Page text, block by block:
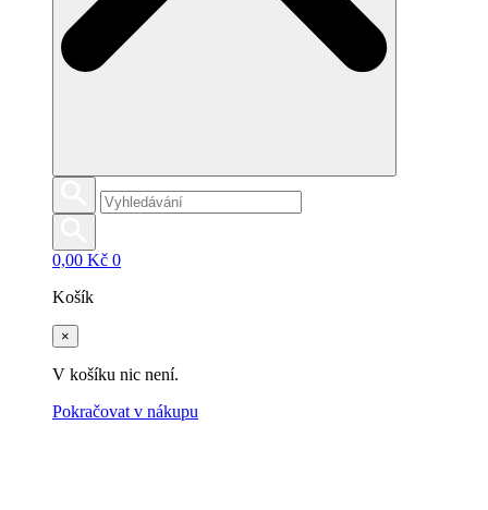
0,00 Kč 0
Košík
×
V košíku nic není.
Pokračovat v nákupu